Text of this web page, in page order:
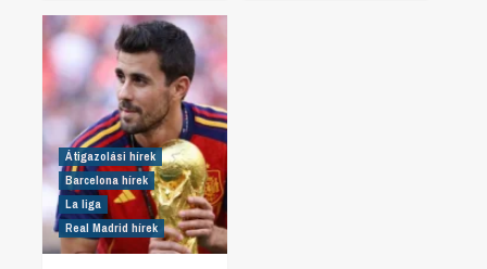
Átigazolási hírek
Barcelona hírek
La liga
Real Madrid hírek